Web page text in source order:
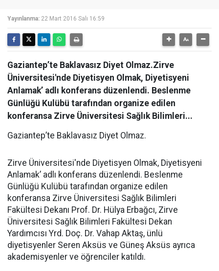
Yayınlanma: 22 Mart 2016 Salı 16:59
Gaziantep’te Baklavasız Diyet Olmaz.Zirve
Üniversitesi'nde Diyetisyen Olmak, Diyetisyeni
Anlamak’ adlı konferans düzenlendi. Beslenme
Günlüğü Kulübü tarafından organize edilen
konferansa Zirve Üniversitesi Sağlık Bilimleri...
Gaziantep’te Baklavasız Diyet Olmaz.
Zirve Üniversitesi'nde Diyetisyen Olmak, Diyetisyeni
Anlamak’ adlı konferans düzenlendi. Beslenme
Günlüğü Kulübü tarafından organize edilen
konferansa Zirve Üniversitesi Sağlık Bilimleri
Fakültesi Dekanı Prof. Dr. Hülya Erbağcı, Zirve
Üniversitesi Sağlık Bilimleri Fakültesi Dekan
Yardımcısı Yrd. Doç. Dr. Vahap Aktaş, ünlü
diyetisyenler Seren Aksüs ve Güneş Aksüs ayrıca
akademisyenler ve öğrenciler katıldı.